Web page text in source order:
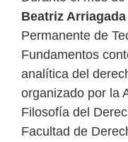
Beatriz Arriagada
Permanente de
Fundamentos
analítica del
organizado por la
Filosofía del
Facultad de